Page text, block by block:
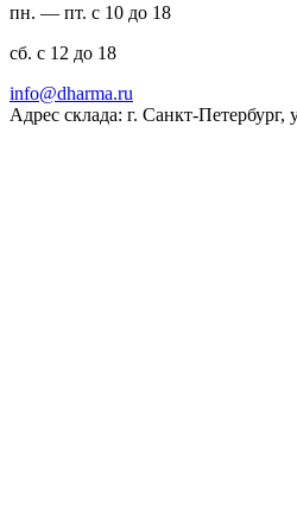
пн. — пт. с 10 до 18
сб. с 12 до 18
ur.amrahd@ofni
Адрес склада: г. Санкт-